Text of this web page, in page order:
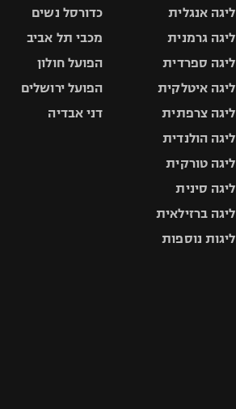
ליגה אנגלית
ליגה גרמנית
ליגה ספרדית
ליגה איטלקית
ליגה צרפתית
ליגה הולנדית
ליגה טורקית
ליגה סינית
ליגה ברזילאית
ליגות נוספות
כדורסל נשים
מכבי תל אביב
הפועל חולון
הפועל ירושלים
דני אבדיה